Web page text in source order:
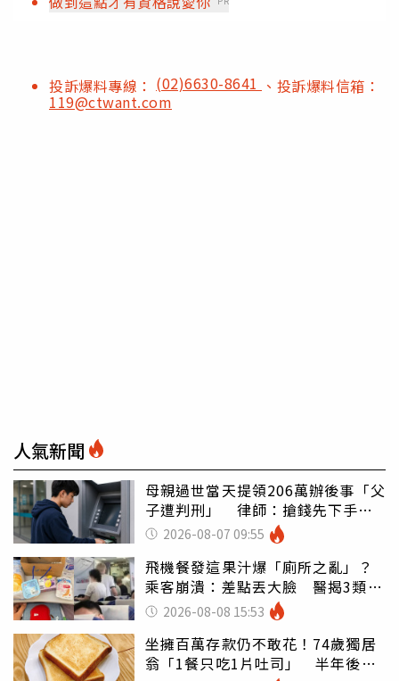
投訴爆料專線： (02)6630-8641 、投訴爆料信箱：
119@ctwant.com
人氣新聞
母親過世當天提領206萬辦後事「父
子遭判刑」 律師：搶錢先下手是
罪 2026-08-07 09:55
飛機餐發這果汁爆「廁所之亂」？
乘客崩潰：差點丟大臉 醫揭3類人
別亂喝
2026-08-08 15:53
坐擁百萬存款仍不敢花！74歲獨居
翁「1餐只吃1片吐司」 半年後暴